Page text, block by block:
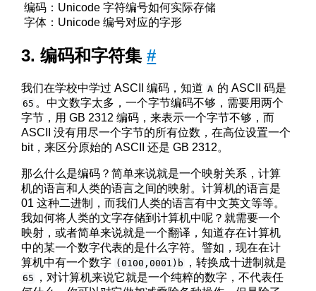
编码：Unicode 字符编号如何实际存储
字体：Unicode 编号对应的字形
编码和字符集#
我们在学校中学过 ASCII 编码，知道 A 的 ASCII 码是
65 。中文数字太多，一个字节编码不够，需要用两个
字节，用 GB 2312 编码，来表示一个字节不够，而
ASCII 没有用尽一个字节的所有位数，在高位设置一个
bit，来区分原始的 ASCII 还是 GB 2312。
那么什么是编码？简单来说就是一个映射关系，计算
机的语言和人类的语言之间的映射。计算机的语言是
01 这种二进制，而我们人类的语言有中文英文等等。
我如何将人类的文字存储到计算机中呢？就需要一个
映射，或者简单来说就是一个翻译，知道存在计算机
中的某一个数字代表的是什么字符。譬如，现在在计
算机中有一个数字 (0100,0001)b ，转换成十进制就是
65
，对计算机来说它就是一个纯粹的数字，不代表任